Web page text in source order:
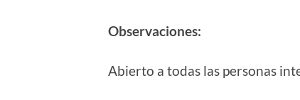
Observaciones:
Abierto a todas las personas